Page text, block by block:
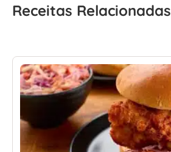
Receitas Relacionadas